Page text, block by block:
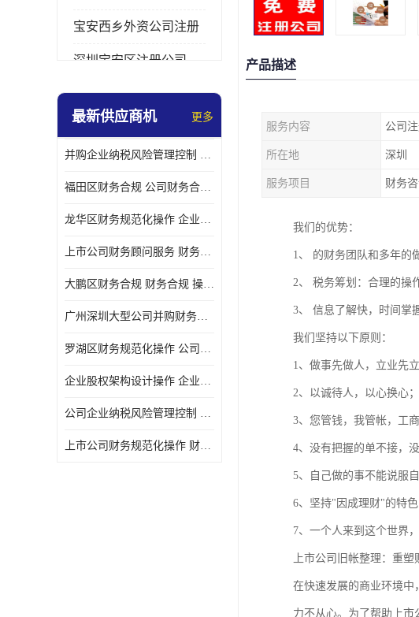
宝安西乡外资公司注册
深圳宝安区注册公司
宝安西乡办理营业执照
宝安西乡代理记帐
注册公司
最新供应商机 更多
并购企业纳税风险管理控制 企业纳税风险管理控制 如何操作
福田区财务合规 公司财务合规 如何处理实现税务*风险
龙华区财务规范化操作 企业纳税风险管理控制 操作起来简单易行
上市公司财务顾问服务 财务合规 如何才能达到目标
大鹏区财务合规 财务合规 操作起来简单易行
广州深圳大型公司并购财务顾问 财务规范化操作 办理要多长时间
罗湖区财务规范化操作 公司财务合规 盛莱企管
企业股权架构设计操作 企业纳税风险管理控制 怎样操作税务合规
公司企业纳税风险管理控制 财务顾问 操作起来简单易行
上市公司财务规范化操作 财务规范化操作 如何操作
产品描述
服务内容 公司
所在地 深圳
服务项目 财务
我们的优势：
1、 的财务团队和多年的
2、 税务筹划：合理的操
3、 信息了解快，时间掌
我们坚持以下原则：
1、做事先做人，立业先立
2、以诚待人，以心换心
3、您管钱，我管帐，工
4、没有把握的单不接，
5、自己做的事不能说服
6、坚持"因成理财"的特
7、一个人来到这个世界
上市公司旧帐整理：重
在快速发展的商业环境中
力不从心。为了帮助上